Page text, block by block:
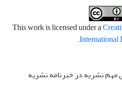
This work is licensed under a
International
.
مهم نشریه در خبرنامه نشریه